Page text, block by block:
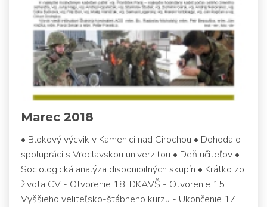
Marec 2018
• Blokový výcvik v Kamenici nad Cirochou • Dohoda o
spolupráci s Vroclavskou univerzitou • Deň učiteľov •
Sociologická analýza disponibilných skupín • Krátko zo
života CV - Otvorenie 18. DKAVŠ - Otvorenie 15.
Vyššieho veliteľsko-štábneho kurzu - Ukončenie 17.